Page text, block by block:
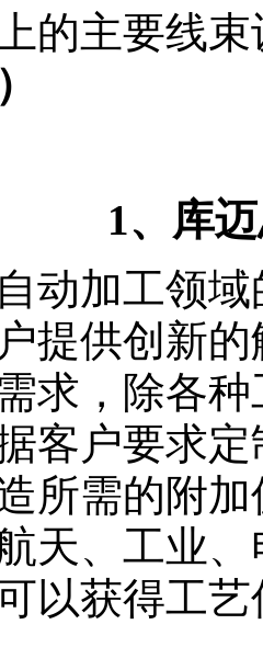
的主要线
1、库
动加工领
提供创新
求，除各
客户要求
所需的附
天、工业
以获得工